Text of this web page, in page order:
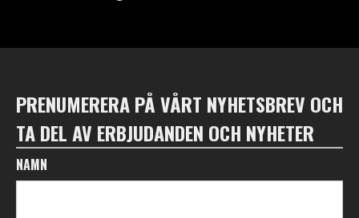
PRENUMERERA PÅ VÅRT NYHETSBREV OCH
TA DEL AV ERBJUDANDEN OCH NYHETER
NAMN